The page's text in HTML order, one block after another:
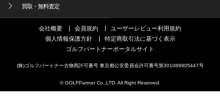
買取・無料査定
会社概要 会員規約
ユーザーレビュー利用規約
個人情報保護方針
特定商取引法に基づく表示
ゴルフパートナーポータルサイト
(株)ゴルフパートナー古物商許可番号 東京都公安委員会許可番号第301089905447号
© GOLFPartner Co.,LTD. All Right Reserved.